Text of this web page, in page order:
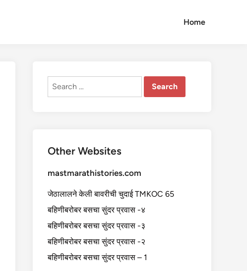
Home
Search
Other Websites
mastmarathistories.com
जेठालालने केली बावरीची चुदाई TMKOC 65
बहिणीबरोबर बसचा सुंदर प्रवास -४
बहिणीबरोबर बसचा सुंदर प्रवास -३
बहिणीबरोबर बसचा सुंदर प्रवास -२
बहिणीबरोबर बसचा सुंदर प्रवास – 1